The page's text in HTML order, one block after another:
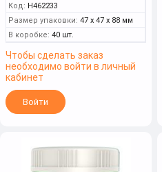
Код: Н462233
Размер упаковки: 47 x 47 x 88 мм
В коробке: 40 шт.
Чтобы сделать заказ
необходимо войти в личный
кабинет
Войти